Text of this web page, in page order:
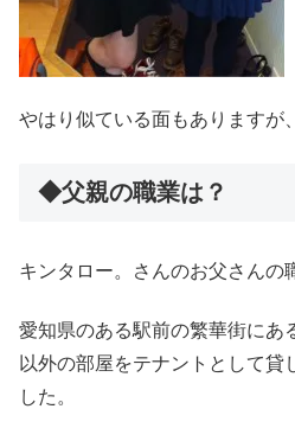
やはり似ている面もありますが
◆父親の職業は？
キンタロー。さんのお父さんの
愛知県のある駅前の繁華街にあ
以外の部屋をテナントとして貸
した。